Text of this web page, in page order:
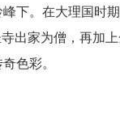
下。在大理国时
出家为僧，再加
色彩。